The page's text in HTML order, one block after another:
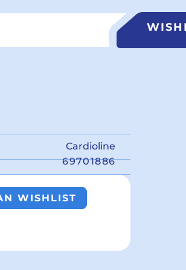
Cardioline
69701886
WISHLIST